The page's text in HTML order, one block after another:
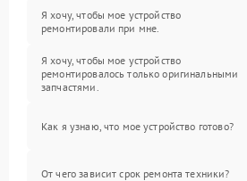
Я хочу, чтобы мое устройство
ремонтировали при мне.
Я хочу, чтобы мое устройство
ремонтировалось только оригинальными
запчастями.
Как я узнаю, что мое устройство готово?
От чего зависит срок ремонта техники?